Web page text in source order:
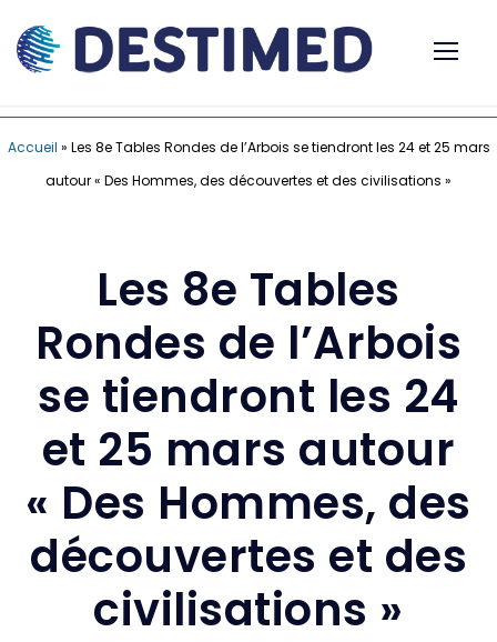
Accueil » Les 8e Tables Rondes de l’Arbois se tiendront les 24 et 25 mars
autour « Des Hommes, des découvertes et des civilisations »
Les 8e Tables
Rondes de l’Arbois
se tiendront les 24
et 25 mars autour
« Des Hommes, des
découvertes et des
civilisations »